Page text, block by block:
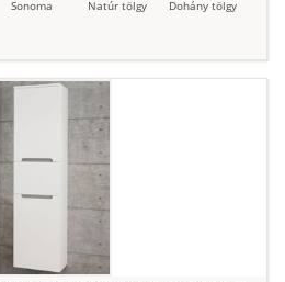
Sonoma Natúr tölgy Dohány tölgy
Szupermatt
Füstös zöld